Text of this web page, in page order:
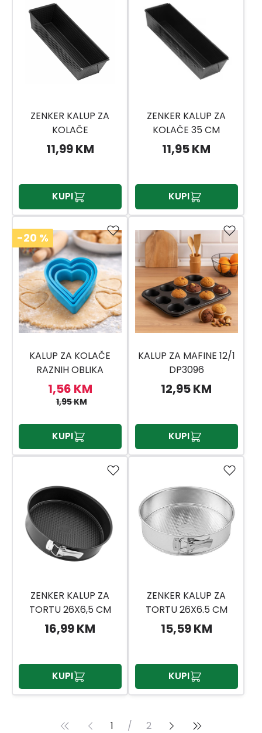
ZENKER KALUP ZA
KOLAČE
30,5X11,5X7CM
11,99 KM
KUPI
ZENKER KALUP ZA
KOLAČE 35 CM
11,95 KM
KUPI
-20 %
KALUP ZA KOLAČE
RAZNIH OBLIKA
DP5025
1,56 KM
1,95 KM
KUPI
KALUP ZA MAFINE 12/1
DP3096
12,95 KM
KUPI
ZENKER KALUP ZA
TORTU 26X6,5 CM
16,99 KM
KUPI
ZENKER KALUP ZA
TORTU 26X6.5 CM
15,59 KM
KUPI
1 / 2